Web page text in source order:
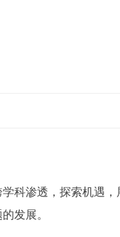
科渗透，探索机遇
发展。